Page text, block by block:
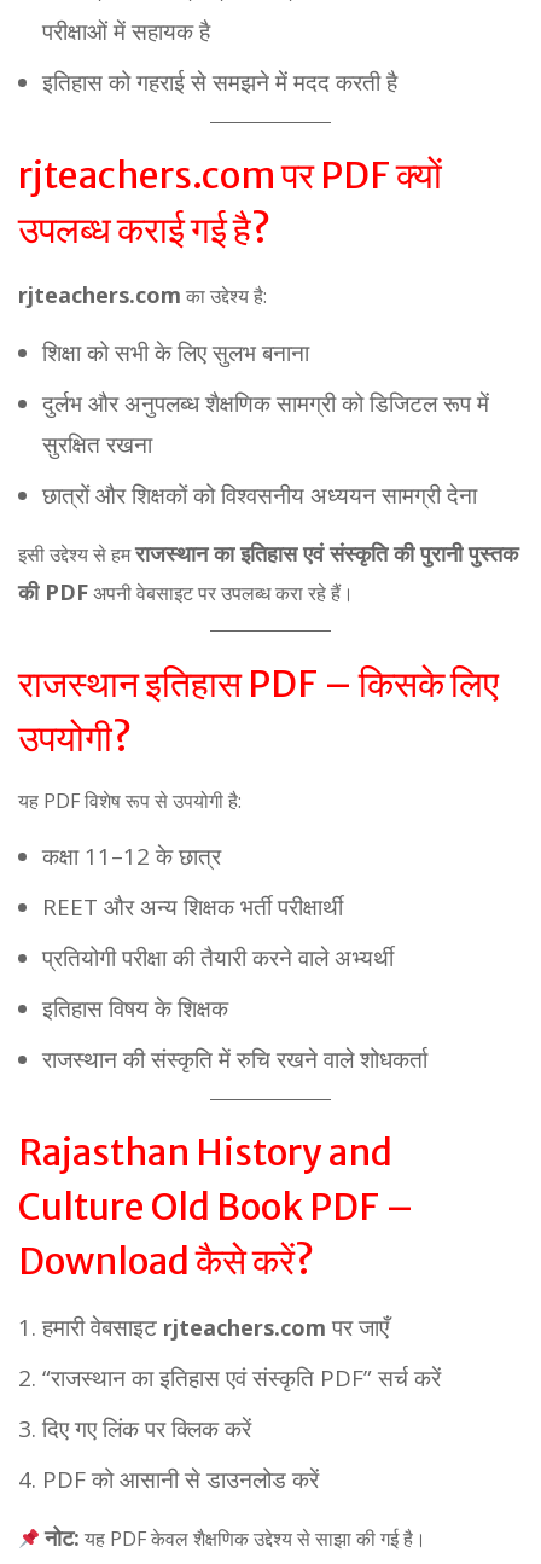
परीक्षाओं में सहायक है
इतिहास को गहराई से समझने में मदद करती है
rjteachers.com पर PDF क्यों
उपलब्ध कराई गई है?
rjteachers.com का उद्देश्य है:
शिक्षा को सभी के लिए सुलभ बनाना
दुर्लभ और अनुपलब्ध शैक्षणिक सामग्री को डिजिटल रूप में
सुरक्षित रखना
छात्रों और शिक्षकों को विश्वसनीय अध्ययन सामग्री देना
इसी उद्देश्य से हमराजस्थान का इतिहास एवं संस्कृति की पुरानी पुस्तक
की PDFअपनी वेबसाइट पर उपलब्ध करा रहे हैं।
राजस्थान इतिहास PDF – किसके लिए
उपयोगी?
यह PDF विशेष रूप से उपयोगी है:
कक्षा 11–12 के छात्र
REET और अन्य शिक्षक भर्ती परीक्षार्थी
प्रतियोगी परीक्षा की तैयारी करने वाले अभ्यर्थी
इतिहास विषय के शिक्षक
राजस्थान की संस्कृति में रुचि रखने वाले शोधकर्ता
Rajasthan History and
Culture Old Book PDF –
Download कैसे करें?
हमारी वेबसाइट rjteachers.com पर जाएँ
“राजस्थान का इतिहास एवं संस्कृति PDF” सर्च करें
दिए गए लिंक पर क्लिक करें
PDF को आसानी से डाउनलोड करें
नोट: यह PDF केवल शैक्षणिक उद्देश्य से साझा की गई है।